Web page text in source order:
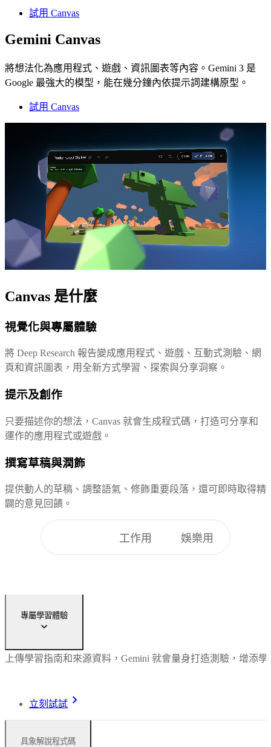
試用 Canvas
Gemini Canvas
將想法化為應用程式、遊戲、資訊圖表等內容。Gemini 3 是
Google 最強大的模型，能在幾分鐘內依提示詞建構原型。
試用 Canvas
Canvas 是什麼
視覺化與專屬體驗
將 Deep Research 報告變成應用程式、遊戲、互動式測驗、網
頁和資訊圖表，用全新方式學習、探索與分享洞察。
提示及創作
只要描述你的想法，Canvas 就會生成程式碼，打造可分享和
運作的應用程式或遊戲。
撰寫草稿與潤飾
提供動人的草稿、調整語氣、修飾重要段落，還可即時取得精
闢的意見回饋。
工作用 娛樂用
專屬學習體驗
上傳學習指南和來源資料，Gemini 就會量身打造測驗，增添
立刻試試
具象解說程式碼